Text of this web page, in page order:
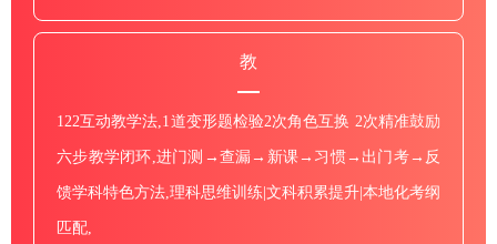
教
122互动教学法,1道变形题检验2次角色互换 2次精准鼓励
六步教学闭环,进门测→查漏→新课→习惯→出门考→反
馈学科特色方法,理科思维训练|文科积累提升|本地化考纲
匹配,